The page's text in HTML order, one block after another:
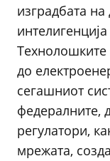
изградбата
до
сегашниот
федералните,
регулатори,
мрежата,